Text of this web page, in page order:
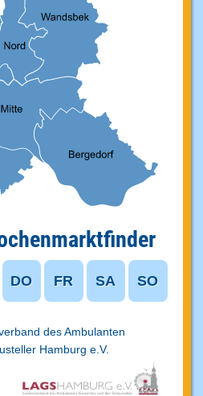
DO FR SA SO
des Ambulanten
Hamburg e.V.